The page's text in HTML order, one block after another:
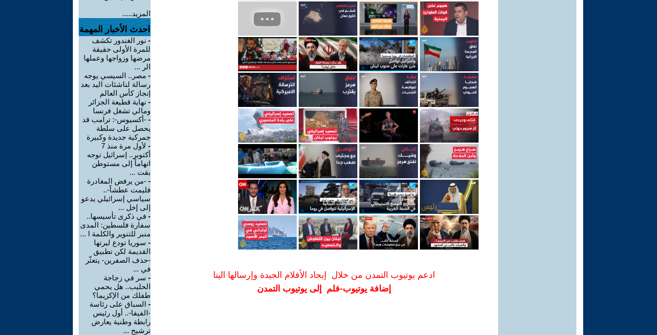
ادعم يوتيوب التمدن من خلال إيجاد الأفلام الجيدة وإرسالها الينا
إضافة يوتيوب-فلم إلى يوتيوب التمدن
المزيد.....
احدث الأخبار المهمة
- نور الغندور تكشف
للمرة الأولى حقيقة
مرضها وزواجها وعملها
الر ...
- مصر.. السيسي يوجه
رسالة لناشئات اليد بعد
إنجاز كأس العالم
- نهاية قطيعة الجزائر
ومالي تشغل فرنسا
- -أكسيوس-: ترامب قد
يحصل على سلطة
جمركية جديدة وكبيرة
-
لأول مرة منذ 7
أكتوبر.. إسرائيل توجه
اتهاماً إلى مستوطن
بقت ...
- -من يرفض المغادرة
فليمت عطشاً-..
سياسي إسرائيلي يدعو
إلى إخل ...
- في ذكرى تأسيسها..
سفارة فلسطين: المدى
منبر للتنوير والكلمة ا ...
- سوريا تودع ليرتها
القديمة لكن تطبيق
-حذف الصفرين- يتعثّر
في ...
- سر في زجاجة
الحليب.. هل يحمي
طفلك من الإكزيما؟
- السباق على رئاسة
-الفيفا-.. أول رئيس
رابطة وطنية يعارض
ترشيح ...